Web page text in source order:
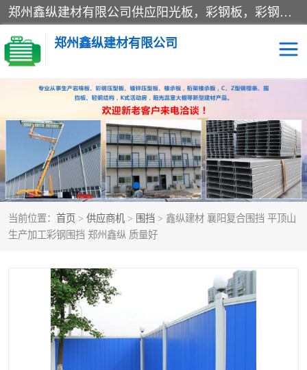
郑州鑫纵建材有限公司供应阳光板，彩钢板，彩钢钢构工程是一家集生产销售租赁安装于一体的企业，主要生产PC采光板，耐力板，仿古琉璃采光板，岩棉板、彩钢压型板、镀锌压型板、桁架楼承板，C、Z型钢檩条、围挡板、轻钢结构，阳光温室大棚等新型建材产品。公司旗下有多台移动式高空压瓦机租赁，承接全国各地业务，专业对外租赁各种型号压瓦机。
郑州鑫纵建材有限公司
当前位置： 首页 > 供应商机 > 围挡 > 鑫纵建材 襄阳复合围挡 平顶山
生产加工彩钢围挡 郑州鑫纵 质量好
高空瓦机租赁 ASA合成树脂仿古瓦
CZ型钢 FRP采光板
PC多层板 PC耐力板
建筑围挡 楼层板
岩棉板 钢结构配件
彩钢板
生产加工单板复合围挡 市